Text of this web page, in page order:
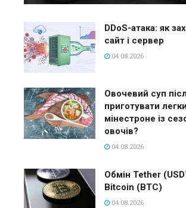
DDoS-атака: як
сайт і сервер
04.08.2026
Овочевий суп
приготувати
мінестроне із
овочів?
04.08.2026
Обмін Tether
Bitcoin (BTC)
04.08.2026